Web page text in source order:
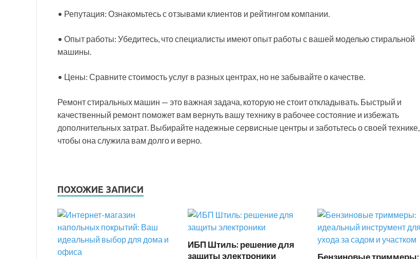
• Репутация: Ознакомьтесь с отзывами клиентов и рейтингом компании.
• Опыт работы: Убедитесь, что специалисты имеют опыт работы с вашей моделью стиральной
машины.
• Цены: Сравните стоимость услуг в разных центрах, но не забывайте о качестве.
Ремонт стиральных машин — это важная задача, которую не стоит откладывать. Быстрый и
качественный ремонт поможет вам вернуть вашу технику в рабочее состояние и избежать
дополнительных затрат. Выбирайте надежные сервисные центры и заботьтесь о своей технике,
чтобы она служила вам долго и верно.
ПОХОЖИЕ ЗАПИСИ
ИБП Штиль: решение для
защиты электроники
Бензиновые триммеры: